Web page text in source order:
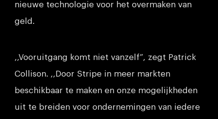
nieuwe technologie voor het overmaken van
geld.
,,Vooruitgang komt niet vanzelf”, zegt Patrick
Collison. ,,Door Stripe in meer markten
beschikbaar te maken en onze mogelijkheden
uit te breiden voor ondernemingen van iedere